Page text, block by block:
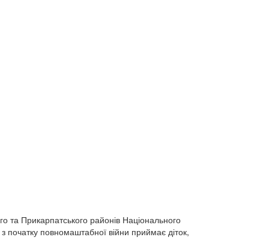
та Прикарпатського районів Національного
початку повномаштабної війни приймає діток,